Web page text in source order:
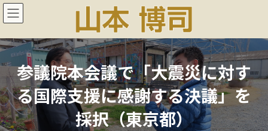
コ
ン
ン
ツ
へ
ス
キ
ッ
プ
ナ
ビ
ー
シ
ョ
ン
に
移
動
参議院本会議で「大震災に対す
る国際支援に感謝する決議」を
採択（東京都）